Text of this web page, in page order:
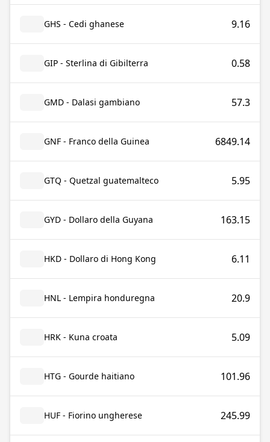
GHS - Cedi ghanese 9.16
GIP - Sterlina di Gibilterra 0.58
GMD - Dalasi gambiano 57.3
GNF - Franco della Guinea 6849.14
GTQ - Quetzal guatemalteco 5.95
GYD - Dollaro della Guyana 163.15
HKD - Dollaro di Hong Kong 6.11
HNL - Lempira honduregna 20.9
HRK - Kuna croata 5.09
HTG - Gourde haitiano 101.96
HUF - Fiorino ungherese 245.99